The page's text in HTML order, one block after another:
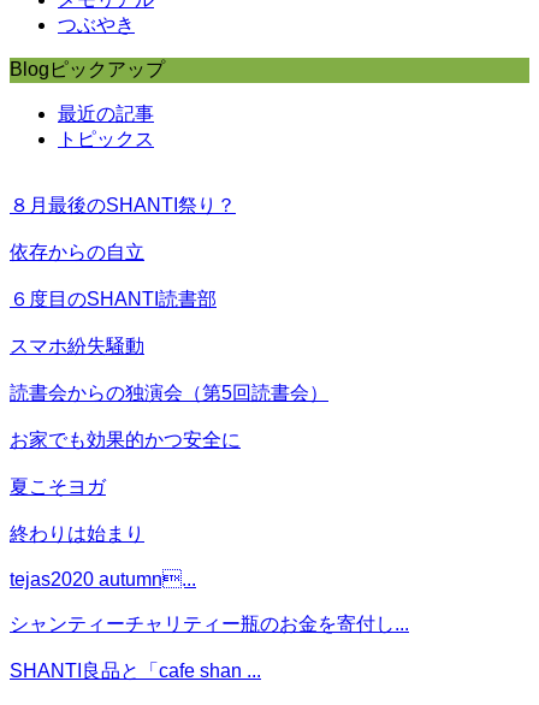
つぶやき
Blogピックアップ
最近の記事
トピックス
８月最後のSHANTI祭り？
依存からの自立
６度目のSHANTI読書部
スマホ紛失騒動
読書会からの独演会（第5回読書会）
お家でも効果的かつ安全に
夏こそヨガ
終わりは始まり
tejas2020 autumn...
シャンティーチャリティー瓶のお金を寄付し...
SHANTI良品と「cafe shan ...